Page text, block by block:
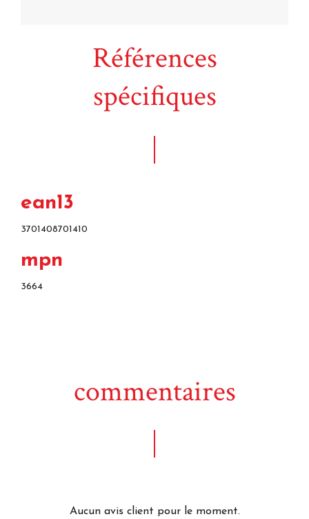
Références
spécifiques
ean13
3701408701410
mpn
3664
commentaires
Aucun avis client pour le moment.